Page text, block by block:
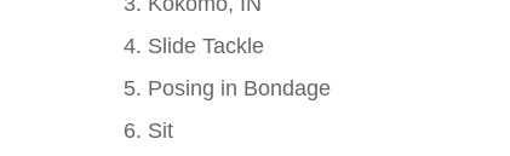
4. Slide Tackle
5. Posing in Bondage
6. Sit